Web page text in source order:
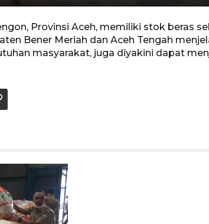
Provinsi Aceh, memiliki stok beras
Bener Meriah dan Aceh Tengah
masyarakat, juga diyakini dapat